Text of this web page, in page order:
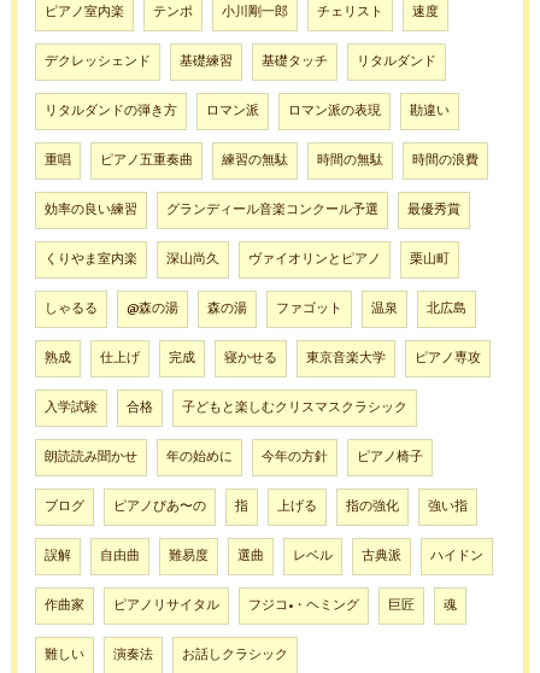
ピアノ室内楽 テンポ 小川剛一郎 チェリスト 速度
デクレッシェンド 基礎練習 基礎タッチ リタルダンド
リタルダンドの弾き方 ロマン派 ロマン派の表現 勘違い
重唱 ピアノ五重奏曲 練習の無駄 時間の無駄 時間の浪費
効率の良い練習 グランディール音楽コンクール予選 最優秀賞
くりやま室内楽 深山尚久 ヴァイオリンとピアノ 栗山町
しゃるる @森の湯 森の湯 ファゴット 温泉 北広島
熟成 仕上げ 完成 寝かせる 東京音楽大学 ピアノ専攻
入学試験 合格 子どもと楽しむクリスマスクラシック
朗読読み聞かせ 年の始めに 今年の方針 ピアノ椅子
ブログ ピアノぴあ〜の 指 上げる 指の強化 強い指
誤解 自由曲 難易度 選曲 レベル 古典派 ハイドン
作曲家 ピアノリサイタル フジコ•・ヘミング 巨匠 魂
難しい 演奏法 お話しクラシック